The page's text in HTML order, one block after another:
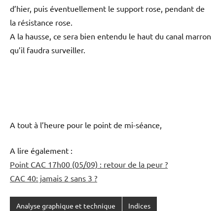
d’hier, puis éventuellement le support rose, pendant de
la résistance rose.
A la hausse, ce sera bien entendu le haut du canal marron
qu’il faudra surveiller.
A tout à l’heure pour le point de mi-séance,
A lire également :
Point CAC 17h00 (05/09) : retour de la peur ?
CAC 40: jamais 2 sans 3 ?
Analyse graphique et technique Indices